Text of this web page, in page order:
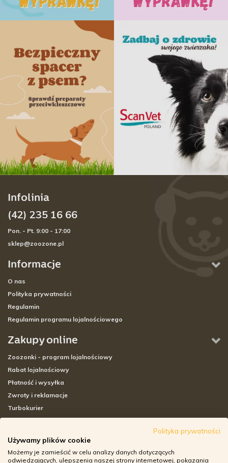
Informacje
O nas
Polityka prywatności
Regulamin
Regulamin programu lojalnościowego
Zakupy online
Zoozonki - program lojalnościowy
Rabat lojalnościowy
Płatność i wysyłka
Zwroty i reklamacje
Turbokurier
Adresy sklepów stacjonarnych
Godziny otwarcia sklepów
Infolinia
(42) 235 16 66
Pon. - Pt. 9:00 - 17:00
sklep@zoozone.pl
Polityka prywatności
Używamy plików cookie
Możemy je zamieścić w celu analizy danych dotyczących
odwiedzających, ulepszenia naszej strony internetowej, pokazania